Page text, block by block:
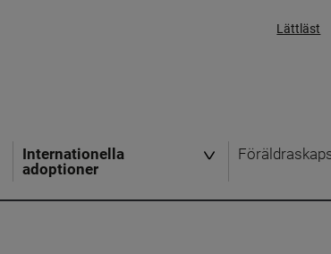
Lättläst
Internationella
adoptioner